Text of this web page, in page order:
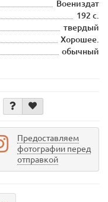
Воениздат
192 с.
твердый
Хорошее.
обычный
Предоставляем
фотографии перед
отправкой